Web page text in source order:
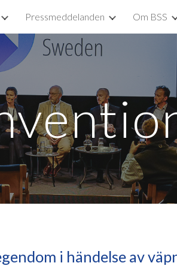
Skip to navigation
Pressmeddelanden Om BSS
i händelse av